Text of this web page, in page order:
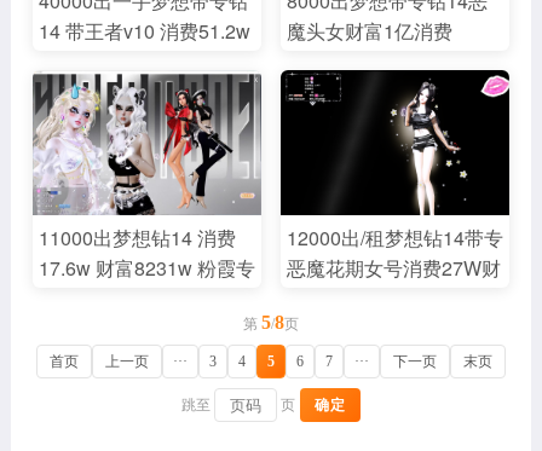
发，月租 450 周 150，押
金200，编号12669
套，编号12558
狐面浓颜旎梦镜花玉醉萌
猫凝望璀影燕笑精灵宠物
星灵隔世萝莉等33页脸单
人套30页伴侣套22页动
作对戒19页动作名片8页
昵称底板15个美妆齐全带
超多热门老饰品可租周
200押200，编号12398
🈷️，编号12190
约微醺呢喃璀璨秀场灿烂
花火等动作名片/动作套
装10页+，编号12185
物隔世撩人玉醉人鱼夜月
13页脸-黑瞳煞白米雪色
咖双皮奶夏日元气皮黄眉
烟熏时之赛车唇黑白唇马
甲-灵动细语玫瑰发箍宿
醉墨镜豹纹头饰妖姬发卡
珍珠发卡婚纱如花云团小
帽冬日缭绕珠光流淌恋爱
发烧天鹅面具膝盖伤妖姬
慵懒元气钻闪妖姬耳环暖
冬陪伴香奈儿彩虹项链五
角星手链-缠绵镜头满眼
10页动作戒-呢喃邀约香
14 带王者v10 消费51.2w
头/专属昵称4个/新黑昵
称/新黑白绿名片/蓝金证
书/920/白鱼尾豹纹旗袍未
来世界浴巾白羽毛白缎带
美轮美奂音符浪花奶牛夏
日清纯朦胧海岸黑金魅惑
校园青涩时光岚音等老限
盛夏银杏黑白萤火婚纱上
下装/双校园银雪婉约桃
狸冬梅海星波斯猫温婉闪
耀缎带美发新娘秀发等老
魔头女财富1亿消费
玫瑰特效豹纹上衣桃狸瞳
白框玫瑰花床海星扑克蓝
色妖姬黑白女神头秀丽六
耳宠物精灵爱神后来萝莉
无辜套130页动作名片4
页黑金昵称豹纹主义极简
黑对戒求婚和你一起流光
限时饰品，竞技场玩不
了，其他正常，编号
11949
11000出梦想钻14 消费
17.6w 财富8231w 粉霞专
金证书/底板戒2个/黑空
间/豹纹舞台/多人名片6
个/双人名片4个/变装名片
12000出/租梦想钻14带专
恶魔花期女号消费27W财
黑昵称/鸿影琉璃昵称/黑
底板/双黑名片/黑证/昏暗
格调百变自我霓彩视界优
雅华奢等6页动作名片
第 5/8页
首页 上一页 ··· 3 4 5 6 7 ··· 下一页 末页
跳至 页 确定